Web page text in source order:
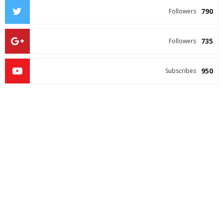
790
Followers
735
Followers
950
Subscribes